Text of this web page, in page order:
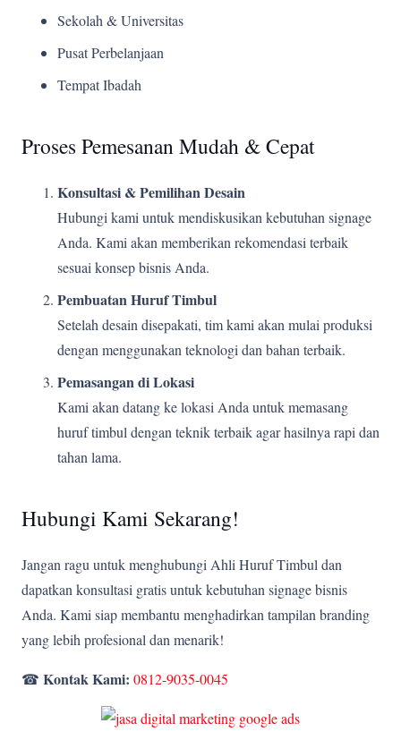
Sekolah & Universitas
Pusat Perbelanjaan
Tempat Ibadah
Proses Pemesanan Mudah & Cepat
Konsultasi & Pemilihan Desain
Hubungi kami untuk mendiskusikan kebutuhan signage
Anda. Kami akan memberikan rekomendasi terbaik
sesuai konsep bisnis Anda.
Pembuatan Huruf Timbul
Setelah desain disepakati, tim kami akan mulai produksi
dengan menggunakan teknologi dan bahan terbaik.
Pemasangan di Lokasi
Kami akan datang ke lokasi Anda untuk memasang
huruf timbul dengan teknik terbaik agar hasilnya rapi dan
tahan lama.
Hubungi Kami Sekarang!
Jangan ragu untuk menghubungi Ahli Huruf Timbul dan
dapatkan konsultasi gratis untuk kebutuhan signage bisnis
Anda. Kami siap membantu menghadirkan tampilan branding
yang lebih profesional dan menarik!
☎ Kontak Kami: 0812-9035-0045